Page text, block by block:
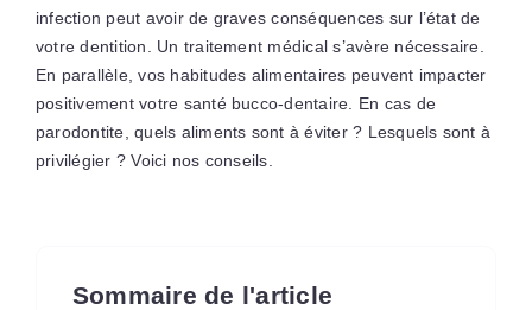
infection peut avoir de graves conséquences sur l’état de
votre dentition. Un traitement médical s’avère nécessaire.
En parallèle, vos habitudes alimentaires peuvent impacter
positivement votre santé bucco-dentaire. En cas de
parodontite, quels aliments sont à éviter ? Lesquels sont à
privilégier ? Voici nos conseils.
Sommaire de l'article